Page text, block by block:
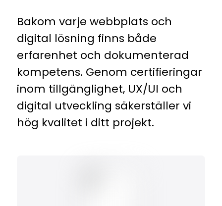
Bakom varje webbplats och
digital lösning finns både
erfarenhet och dokumenterad
kompetens. Genom certifieringar
inom tillgänglighet, UX/UI och
digital utveckling säkerställer vi
hög kvalitet i ditt projekt.